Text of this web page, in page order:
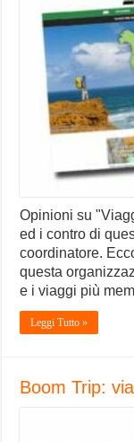
Opinioni su
ed i contro di
coordinatore.
questa
e i viaggi più
Leggi Tutto »
Boom Trip: